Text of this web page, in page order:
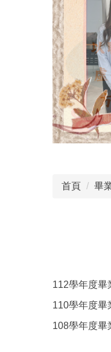
首頁 畢
112學年度畢
110學年度畢
108學年度畢